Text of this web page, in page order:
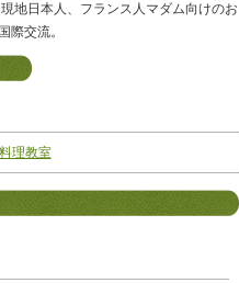
地日本人、フランス人マダム向けのお
際交流。
理教室